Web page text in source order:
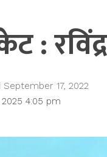
:
2025 4:05 pm
September 17, 2022